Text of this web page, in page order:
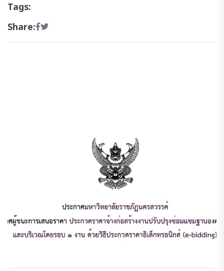
Tags:
Share: